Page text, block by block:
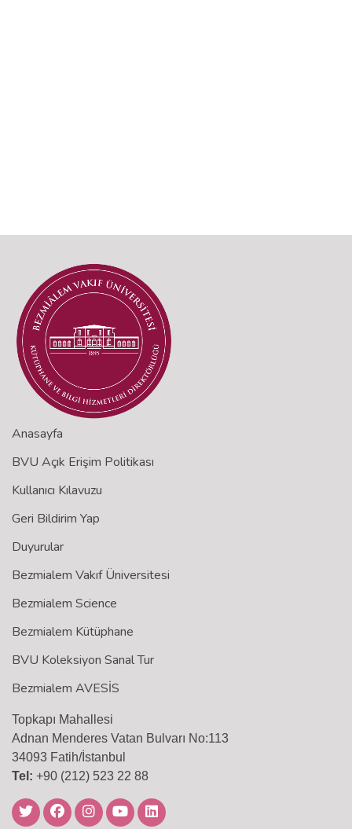
Anasayfa
BVU Açık Erişim Politikası
Kullanıcı Kılavuzu
Geri Bildirim Yap
Duyurular
Bezmialem Vakıf Üniversitesi
Bezmialem Science
Bezmialem Kütüphane
BVU Koleksiyon Sanal Tur
Bezmialem AVESİS
Topkapı Mahallesi
Adnan Menderes Vatan Bulvarı No:113
34093 Fatih/İstanbul
Tel: +90 (212) 523 22 88